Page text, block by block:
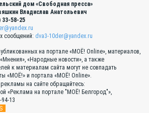
дом «Свободная пресса»
Владислав Анатольевич
33-58-25
сообщений: dva3-10der@yandex.ru
на портале «МОЁ! Online», материалов,
«Народные новости», а также
к материалам сайта могут не совпадать
«МОЁ!» и портала «МОЁ! Online».
на сайте обращайтесь:
«Реклама на портале "МОЁ! Белгород"»,
13